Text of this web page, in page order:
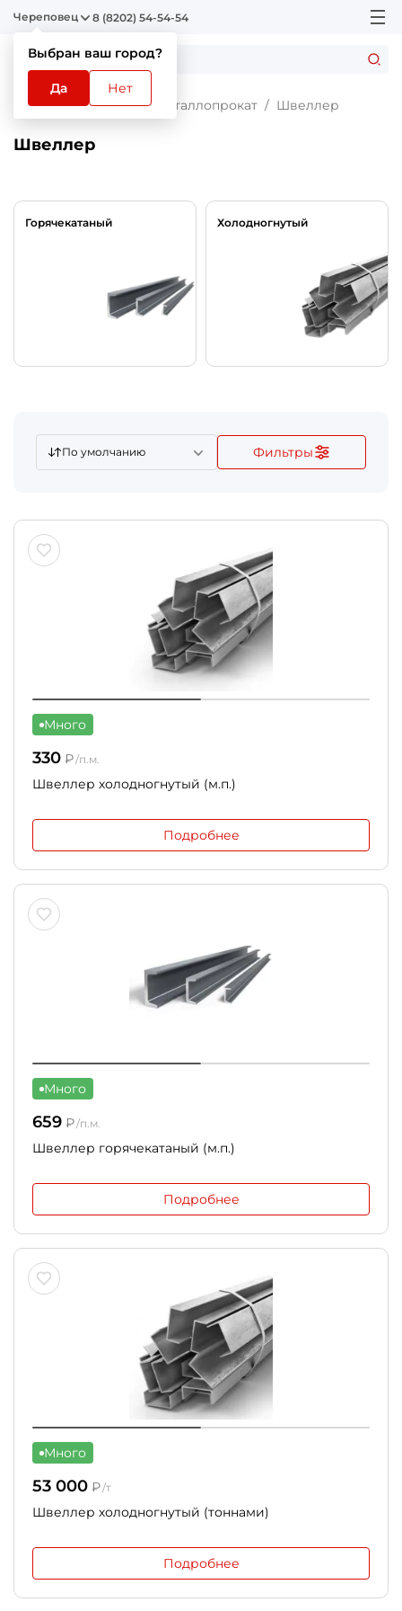
Череповец
Выбран ваш город?
Да Нет
8 (8202) 54-54-54
Главная Каталог Металлопрокат Швеллер
Швеллер
Горячекатаный Холодногнутый
По умолчанию Фильтры
Много
330 ₽/п.м.
Швеллер холодногнутый (м.п.)
Подробнее
Много
659 ₽/п.м.
Швеллер горячекатаный (м.п.)
Подробнее
Много
53 000 ₽/т
Швеллер холодногнутый (тоннами)
Подробнее